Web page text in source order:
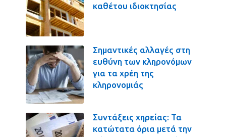
καθέτου ιδιοκτησίας
Σημαντικές αλλαγές στη
ευθύνη των κληρονόμων
για τα χρέη της
κληρονομιάς
Συντάξεις χηρείας: Τα
κατώτατα όρια μετά την